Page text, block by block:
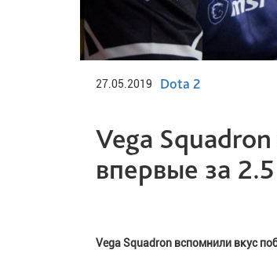
27.05.2019 Dota 2
Vega
впервые за
Vega Squadron вспомнили вкус